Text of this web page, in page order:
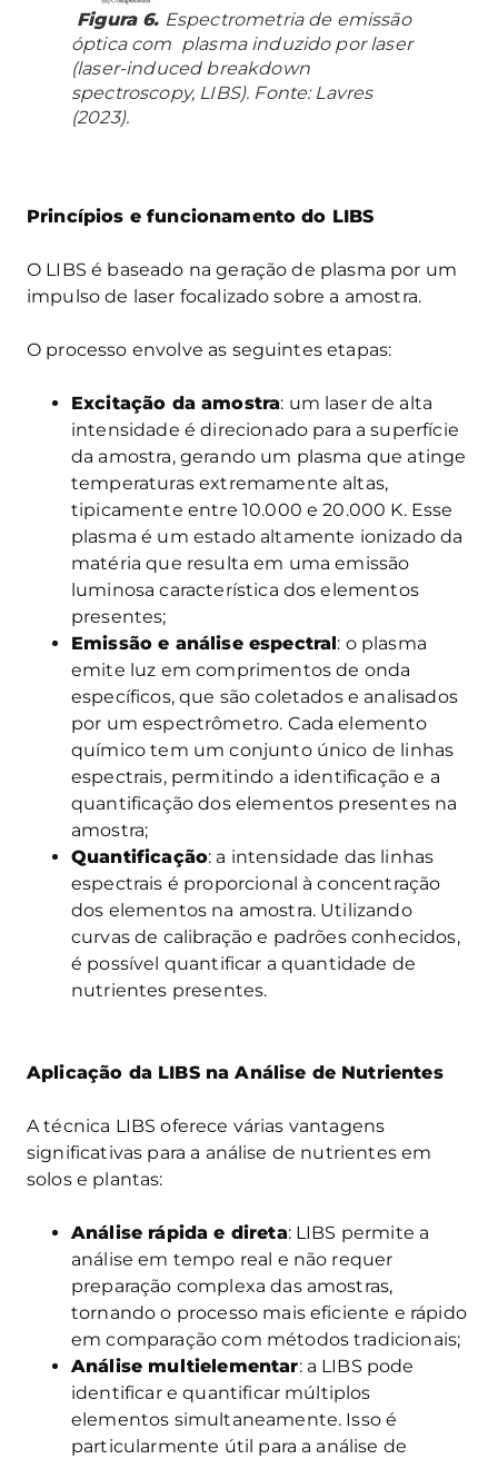
Figura 6. Espectrometria de emissão
óptica com plasma induzido por laser
(laser-induced breakdown
spectroscopy, LIBS). Fonte: Lavres
(2023).
Princípios e funcionamento do LIBS
O LIBS é baseado na geração de plasma por um
impulso de laser focalizado sobre a amostra.
O processo envolve as seguintes etapas:
Excitação da amostra: um laser de alta
intensidade é direcionado para a superfície
da amostra, gerando um plasma que atinge
temperaturas extremamente altas,
tipicamente entre 10.000 e 20.000 K. Esse
plasma é um estado altamente ionizado da
matéria que resulta em uma emissão
luminosa característica dos elementos
presentes;
Emissão e análise espectral: o plasma
emite luz em comprimentos de onda
específicos, que são coletados e analisados
por um espectrômetro. Cada elemento
químico tem um conjunto único de linhas
espectrais, permitindo a identificação e a
quantificação dos elementos presentes na
amostra;
Quantificação: a intensidade das linhas
espectrais é proporcional à concentração
dos elementos na amostra. Utilizando
curvas de calibração e padrões conhecidos,
é possível quantificar a quantidade de
nutrientes presentes.
Aplicação da LIBS na Análise de Nutrientes
A técnica LIBS oferece várias vantagens
significativas para a análise de nutrientes em
solos e plantas:
Análise rápida e direta: LIBS permite a
análise em tempo real e não requer
preparação complexa das amostras,
tornando o processo mais eficiente e rápido
em comparação com métodos tradicionais;
Análise multielementar: a LIBS pode
identificar e quantificar múltiplos
elementos simultaneamente. Isso é
particularmente útil para a análise de